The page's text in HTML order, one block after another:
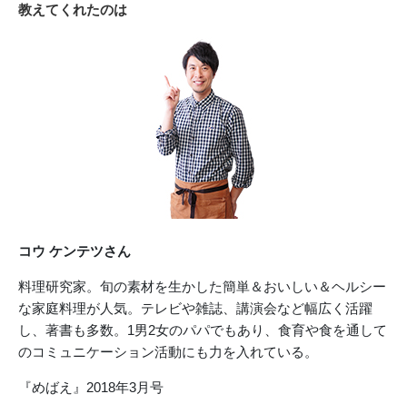
教えてくれたのは
コウ ケンテツさん
料理研究家。旬の素材を生かした簡単＆おいしい＆ヘルシー
な家庭料理が人気。テレビや雑誌、講演会など幅広く活躍
し、著書も多数。1男2女のパパでもあり、食育や食を通して
のコミュニケーション活動にも力を入れている。
『めばえ』2018年3月号